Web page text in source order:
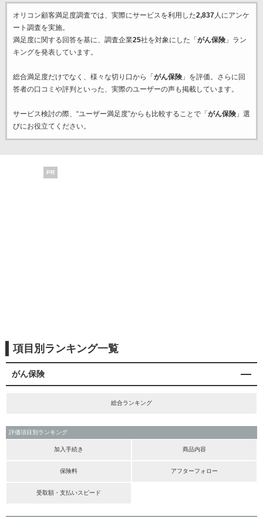
オリコン顧客満足度調査では、実際にサービスを利用した2,837人にアンケ
ート調査を実施。
満足度に関する回答を基に、調査企業25社を対象にした「 がん保険」ラン
キングを発表しています。
総合満足度だけでなく、様々な切り口から「 がん保険」を評価。さらに回
答者の口コミや評判といった、実際のユーザーの声も掲載しています。
サービス検討の際、“ユーザー満足度”からも比較することで「 がん保険」選
びにお役立てください。
PR
項目別ランキング一覧
がん保険
総合ランキング
評価項目別ランキング
加入手続き 商品内容
保険料 アフターフォロー
受取額・支払いスピード